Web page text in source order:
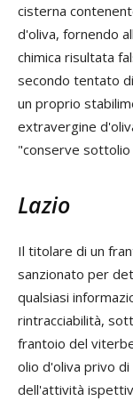
cisterna
d'oliva, fornendo
chimica risultata
secondo tentato
un proprio
extravergine
"conserve sottolio
Lazio
Il titolare di un
sanzionato per
qualsiasi
rintracciabilità,
frantoio del
olio d'oliva privo
dell'attività